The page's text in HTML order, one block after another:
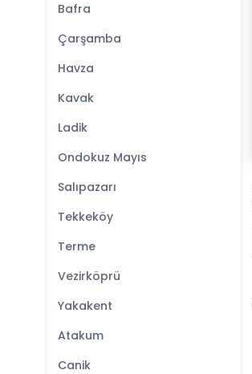
Bafra
Çarşamba
Havza
Kavak
Ladik
Ondokuz Mayıs
Salıpazarı
Tekkeköy
Terme
Vezirköprü
Yakakent
Atakum
Canik